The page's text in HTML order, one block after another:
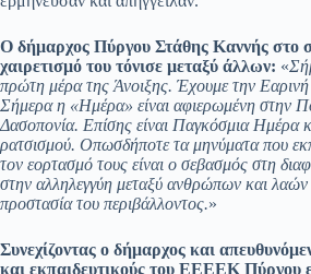
Ο δήμαρχος Πύργου Στάθης Καννής στο
χαιρετισμό του τόνισε μεταξύ άλλων: «
πρώτη μέρα της Άνοιξης. Έχουμε την Εαρινή
Σήμερα η «Ημέρα» είναι αφιερωμένη στην
Δασοπονία. Επίσης είναι Παγκόσμια Ημέρα
ρατσισμού. Οπωσδήποτε τα μηνύματα που
τον εορτασμό τους είναι ο σεβασμός στη
στην αλληλεγγύη μεταξύ ανθρώπων και λαών
προστασία του περιβάλλοντος.»
Συνεχίζοντας ο δήμαρχος και
και εκπαιδευτικούς του ΕΕΕΕΚ Πύργου